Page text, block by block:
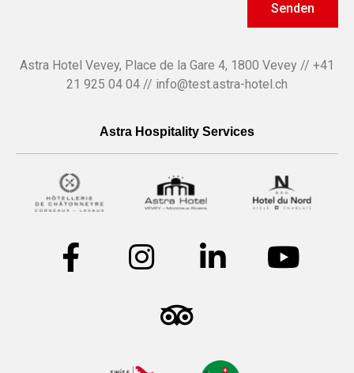
Senden
Astra Hotel Vevey, Place de la Gare 4, 1800 Vevey // +41
21 925 04 04 // info@test.astra-hotel.ch
Astra Hospitality Services